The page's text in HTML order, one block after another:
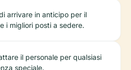
arrivare in anticipo per il
i migliori posti a sedere.
il personale per qualsiasi
speciale.